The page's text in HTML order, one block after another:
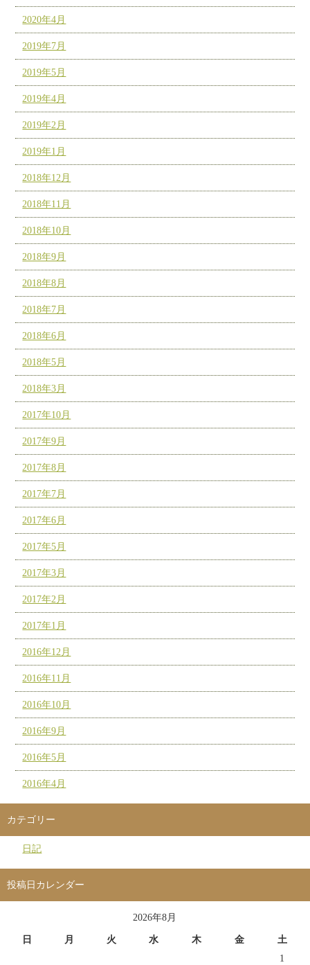
2020年4月
2019年7月
2019年5月
2019年4月
2019年2月
2019年1月
2018年12月
2018年11月
2018年10月
2018年9月
2018年8月
2018年7月
2018年6月
2018年5月
2018年3月
2017年10月
2017年9月
2017年8月
2017年7月
2017年6月
2017年5月
2017年3月
2017年2月
2017年1月
2016年12月
2016年11月
2016年10月
2016年9月
2016年5月
2016年4月
カテゴリー
日記
投稿日カレンダー
2026年8月
日 月 火 水 木 金
土
1